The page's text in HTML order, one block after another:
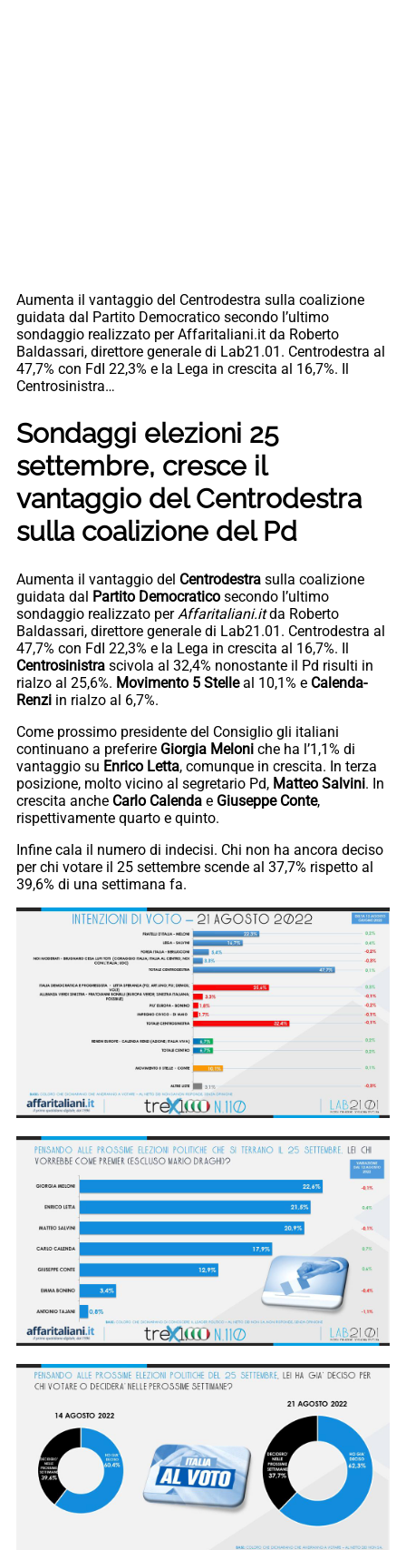
Aumenta il vantaggio del Centrodestra sulla coalizione
guidata dal Partito Democratico secondo l’ultimo
sondaggio realizzato per Affaritaliani.it da Roberto
Baldassari, direttore generale di Lab21.01. Centrodestra al
47,7% con FdI 22,3% e la Lega in crescita al 16,7%. Il
Centrosinistra…
Sondaggi elezioni 25
settembre, cresce il
vantaggio del Centrodestra
sulla coalizione del Pd
Aumenta il vantaggio del Centrodestra sulla coalizione
guidata dal Partito Democratico secondo l’ultimo
sondaggio realizzato perAffaritaliani.itda Roberto
Baldassari, direttore generale di Lab21.01. Centrodestra al
47,7% con FdI 22,3% e la Lega in crescita al 16,7%. Il
Centrosinistra scivola al 32,4% nonostante il Pd risulti in
rialzo al 25,6%. Movimento 5 Stelleal 10,1% e Calenda-
Renzi in rialzo al 6,7%.
Come prossimo presidente del Consiglio gli italiani
continuano a preferire Giorgia Meloni che ha l’1,1% di
vantaggio su Enrico Letta, comunque in crescita. In terza
posizione, molto vicino al segretario Pd, Matteo Salvini. In
crescita anche Carlo Calenda e Giuseppe Conte,
rispettivamente quarto e quinto.
Infine cala il numero di indecisi. Chi non ha ancora deciso
per chi votare il 25 settembre scende al 37,7% rispetto al
39,6% di una settimana fa.